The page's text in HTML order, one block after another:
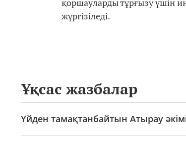
қоршауларды тұрғызу үшін
жүргізіледі.
Ұқсас жазбалар
Үйден тамақтанбайтын Атырау